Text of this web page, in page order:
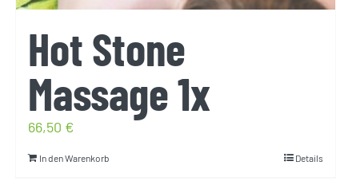
Hot Stone
Massage 1x
66,50 €
In den Warenkorb Details